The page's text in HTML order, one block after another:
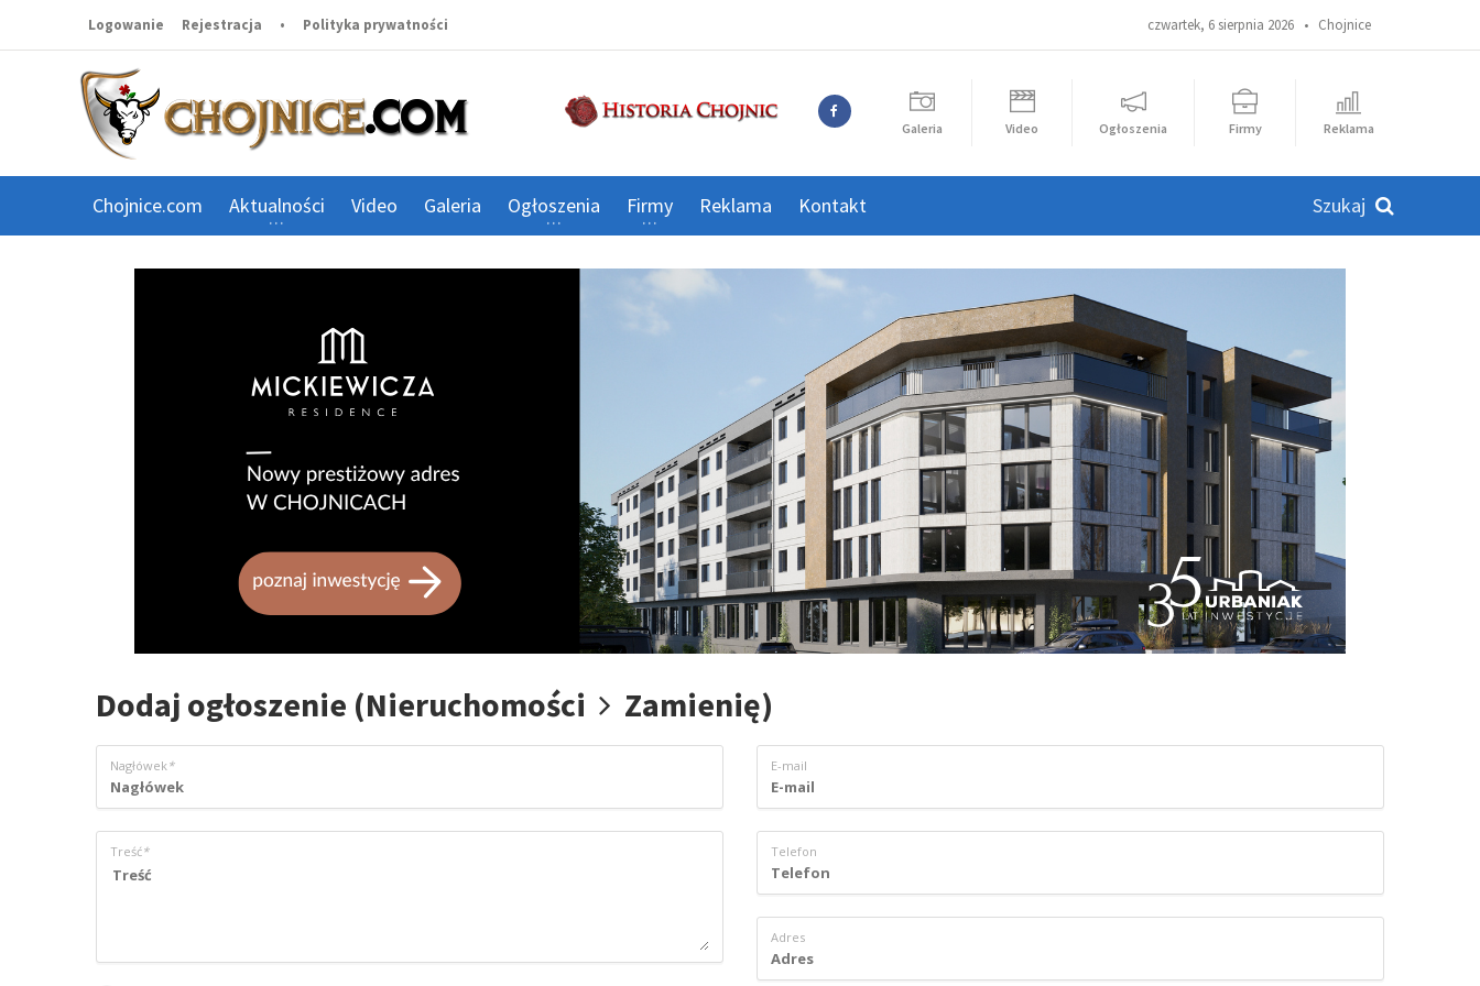
czwartek, 6 sierpnia 2026 • Chojnice
Logowanie Rejestracja • Polityka prywatności
Galeria Video Ogłoszenia Firmy Reklama
Chojnice.com Aktualności Video Galeria Ogłoszenia Firmy Reklama Kontakt
Dodaj ogłoszenie (Nieruchomości Zamienię)
Nagłówek*
Treść*
E-mail
Telefon
Adres